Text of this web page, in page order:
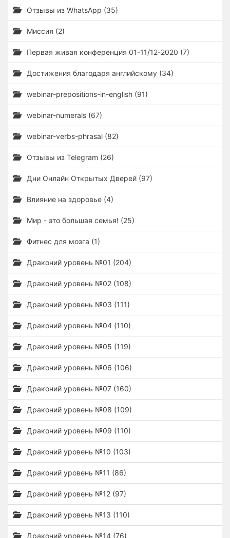
Отзывы из WhatsApp (35)
Миссия (2)
Первая живая конференция 01-11/12-2020 (7)
Достижения благодаря английскому (34)
webinar-prepositions-in-english (91)
webinar-numerals (67)
webinar-verbs-phrasal (82)
Отзывы из Telegram (26)
Дни Онлайн Открытых Дверей (97)
Влияние на здоровье (4)
Мир - это большая семья! (25)
Фитнес для мозга (1)
Драконий уровень №01 (204)
Драконий уровень №02 (108)
Драконий уровень №03 (111)
Драконий уровень №04 (110)
Драконий уровень №05 (119)
Драконий уровень №06 (106)
Драконий уровень №07 (160)
Драконий уровень №08 (109)
Драконий уровень №09 (110)
Драконий уровень №10 (103)
Драконий уровень №11 (86)
Драконий уровень №12 (97)
Драконий уровень №13 (110)
Драконий уровень №14 (76)